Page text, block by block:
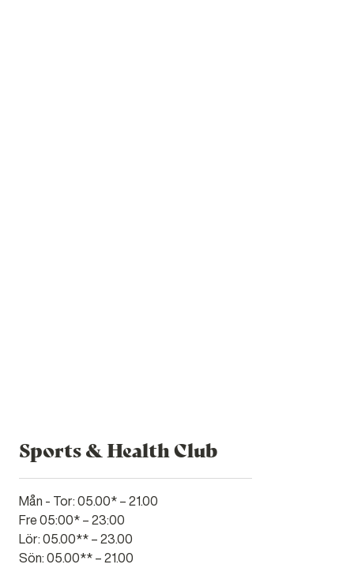
Sports & Health Club
Mån - Tor: 05.00* – 21.00
Fre 05:00* – 23:00
Lör: 05.00** – 23.00
Sön: 05.00** – 21.00